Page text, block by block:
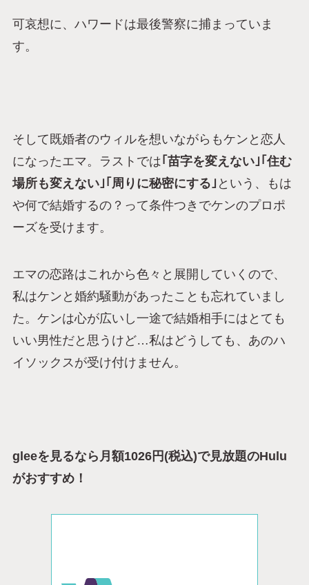
可哀想に、ハワードは最後警察に捕まっていま
す。
そして既婚者のウィルを想いながらもケンと恋人
になったエマ。ラストでは｢苗字を変えない｣｢住む
場所も変えない｣｢周りに秘密にする｣ という、もは
や何で結婚するの？って条件つきでケンのプロポ
ーズを受けます。
エマの恋路はこれから色々と展開していくので、
私はケンと婚約騒動があったことも忘れていまし
た。ケンは心が広いし一途で結婚相手にはとても
いい男性だと思うけど…私はどうしても、あのハ
イソックスが受け付けません。
gleeを見るなら月額1026円(税込)で見放題のHulu
がおすすめ！